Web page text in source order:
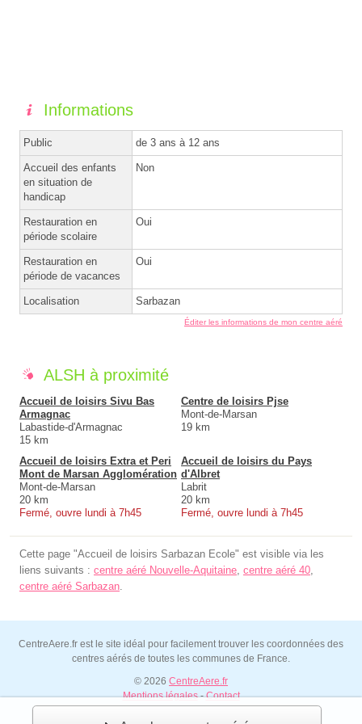
Informations
Public de 3 ans à 12 ans
Accueil des enfants
en situation de
handicap
Non
Restauration en
période scolaire
Oui
Restauration en
période de vacances
Oui
Localisation Sarbazan
Éditer les informations de mon centre aéré
ALSH à proximité
Accueil de loisirs Sivu Bas
Armagnac
Labastide-d'Armagnac
15 km
Centre de loisirs Pjse
Mont-de-Marsan
19 km
Accueil de loisirs Extra et Peri
Mont de Marsan Agglomération
Mont-de-Marsan
20 km
Fermé, ouvre lundi à 7h45
Accueil de loisirs du Pays
d'Albret
Labrit
20 km
Fermé, ouvre lundi à 7h45
Cette page "Accueil de loisirs Sarbazan Ecole" est visible via les
liens suivants : centre aéré Nouvelle-Aquitaine centre aéré 40
centre aéré Sarbazan
CentreAere.fr est le site idéal pour facilement trouver les coordonnées des
centres aérés de toutes les communes de France.
© 2026 CentreAere.fr
Mentions légales-Contact